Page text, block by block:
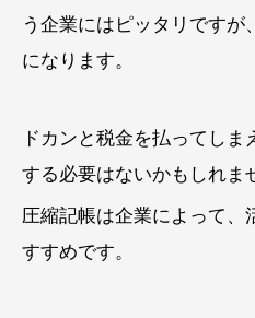
う企業にはピッタリですが、
になります。
ドカンと税金を払ってし
する必要はないかもしれま
圧縮記帳は企業によって、
すすめです。